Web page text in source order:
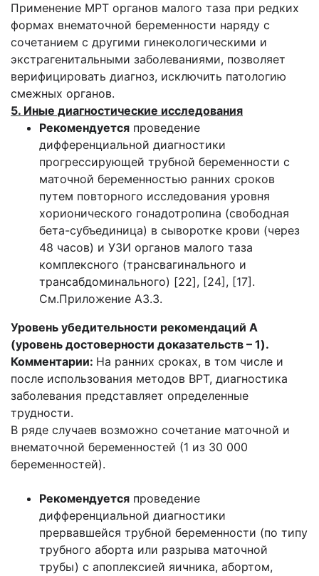
Применение МРТ органов малого таза при редких
формах внематочной беременности наряду с
сочетанием с другими гинекологическими и
экстрагенитальными заболеваниями, позволяет
верифицировать диагноз, исключить патологию
смежных органов.
5. Иные диагностические исследования
Рекомендуется проведение
дифференциальной диагностики
прогрессирующей трубной беременности с
маточной беременностью ранних сроков
путем повторного исследования уровня
хорионического гонадотропина (свободная
бета-субъединица) в сыворотке крови (через
48 часов) и УЗИ органов малого таза
комплексного (трансвагинального и
трансабдоминального) [22], [24], [17].
См.Приложение А3.3.
Уровень убедительности рекомендаций A
(уровень достоверности доказательств – 1).
Комментарии: На ранних сроках, в том числе и
после использования методов ВРТ, диагностика
заболевания представляет определенные
трудности.
В ряде случаев возможно сочетание маточной и
внематочной беременностей (1 из 30 000
беременностей).
Рекомендуется проведение
дифференциальной диагностики
прервавшейся трубной беременности (по типу
трубного аборта или разрыва маточной
трубы) с апоплексией яичника, абортом,